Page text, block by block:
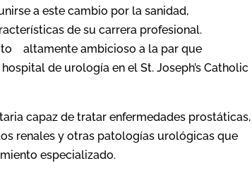
a este cambio por la sanidad,
de su carrera profesional.
altamente ambicioso a la par que
de urología en el St. Joseph’s Catholic
capaz de tratar enfermedades prostáticas,
renales y otras patologías urológicas que
especializado.